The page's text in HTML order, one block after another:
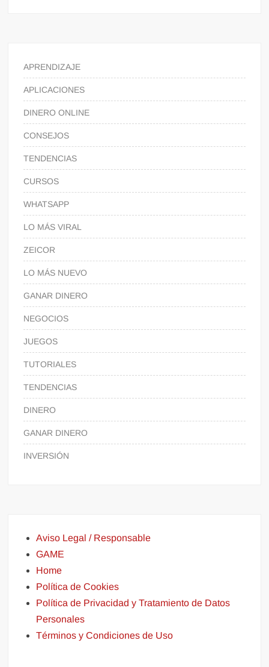
APRENDIZAJE
APLICACIONES
DINERO ONLINE
CONSEJOS
TENDENCIAS
CURSOS
WHATSAPP
LO MÁS VIRAL
ZEICOR
LO MÁS NUEVO
GANAR DINERO
NEGOCIOS
JUEGOS
TUTORIALES
TENDENCIAS
DINERO
GANAR DINERO
INVERSIÓN
Aviso Legal / Responsable
GAME
Home
Política de Cookies
Política de Privacidad y Tratamiento de Datos
Personales
Términos y Condiciones de Uso